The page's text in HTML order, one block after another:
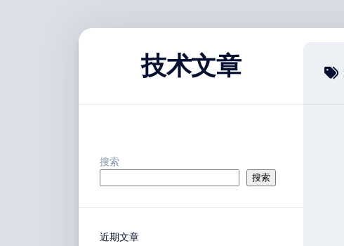
技术文章
搜索
搜索
近期文章